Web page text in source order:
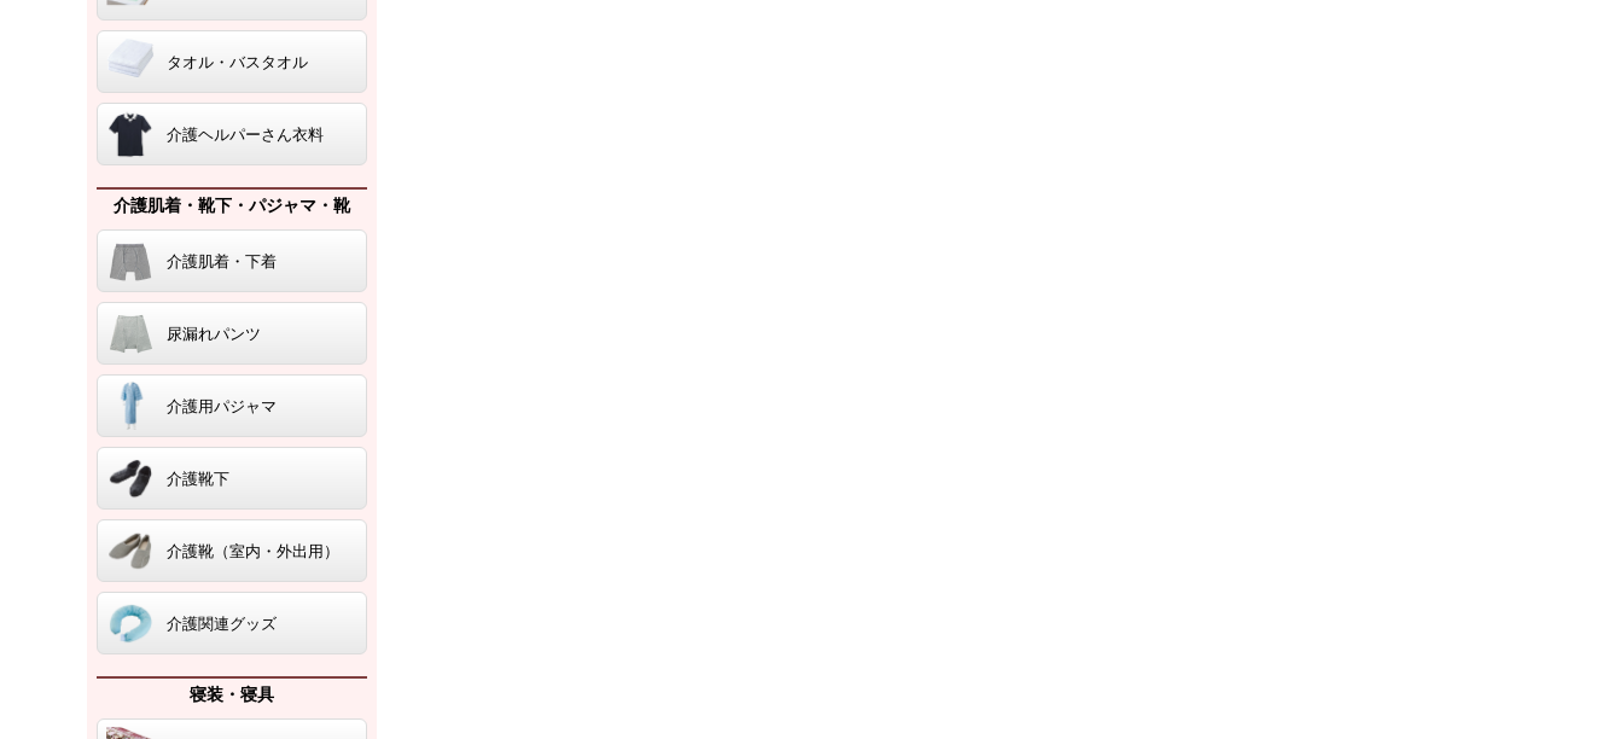
タオル・バスタオル
介護ヘルパーさん衣料
介護肌着・靴下・パジャマ・靴
介護肌着・下着
尿漏れパンツ
介護用パジャマ
介護靴下
介護靴（室内・外出用）
介護関連グッズ
寝装・寝具